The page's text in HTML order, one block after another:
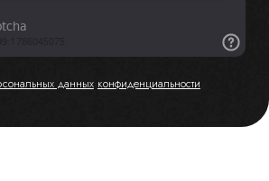
данных конфиденциальности